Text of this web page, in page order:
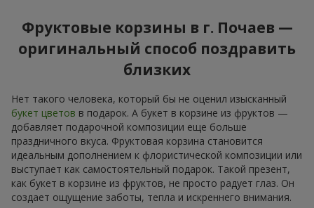
Фруктовые корзины в г. Почаев —
оригинальный способ поздравить
близких
Нет такого человека, который бы не оценил изысканный
букет цветов в подарок. А букет в корзине из фруктов —
добавляет подарочной композиции еще больше
праздничного вкуса. Фруктовая корзина становится
идеальным дополнением к флористической композиции или
выступает как самостоятельный подарок. Такой презент,
как букет в корзине из фруктов, не просто радует глаз. Он
создает ощущение заботы, тепла и искреннего внимания.